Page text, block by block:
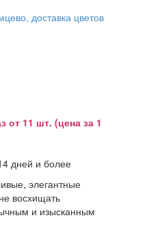
от 11 шт. (цена за 1
дней и более
элегантные
восхищать
и изысканным